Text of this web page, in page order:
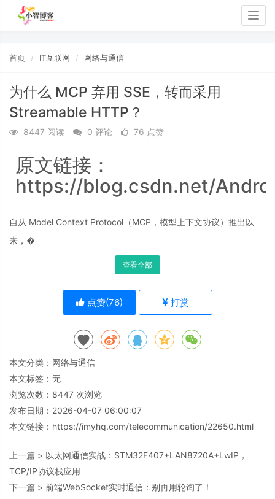
首页 IT互联网 网络与通信
为什么 MCP 弃用 SSE，转而采用
Streamable HTTP？
8447 阅读 0 评论 76 点赞
原文链接：
https://blog.csdn.net/
自从 Model Context Protocol（MCP，模型上下文协议）推出以
来，�
查看全部
点赞(76) 打赏
本文分类： 网络与通信
本文标签：无
浏览次数： 8447 次浏览
发布日期：2026-04-07 06:00:07
本文链接： https://imyhq.com/telecommunication/22650.html
上一篇 > 以太网通信实战：STM32F407+LAN8720A+LwIP，
TCP/IP协议栈应用
下一篇 > 前端WebSocket实时通信：别再用轮询了！